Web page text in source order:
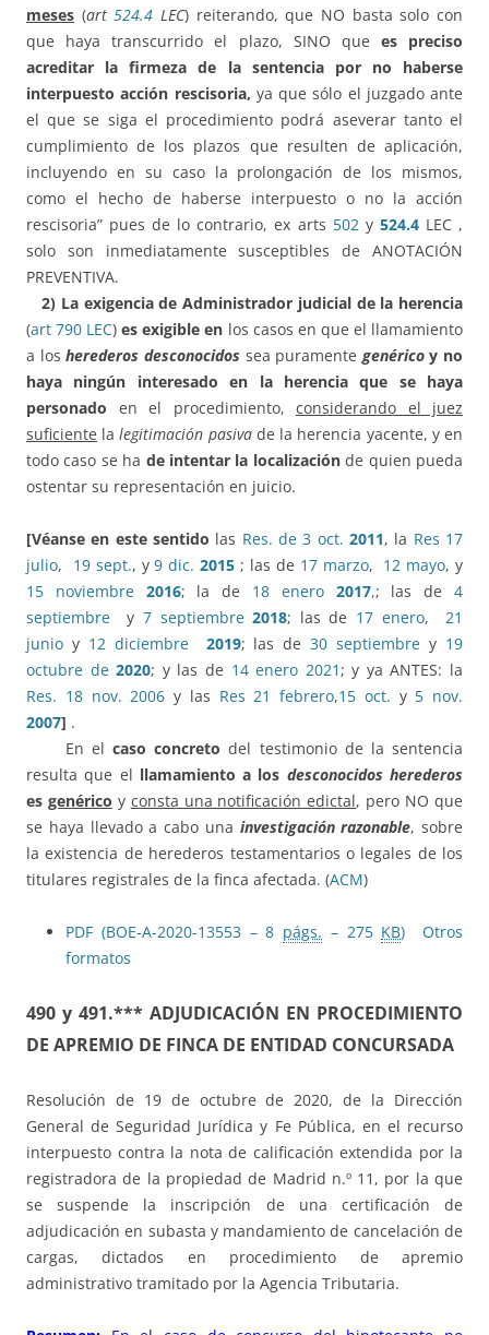
meses (art524.4 LEC) reiterando, que NO basta solo con
que haya transcurrido el plazo, SINO que es preciso
acreditar la firmeza de la sentencia por no haberse
interpuesto acción rescisoria, ya que sólo el juzgado ante
el que se siga el procedimiento podrá aseverar tanto el
cumplimiento de los plazos que resulten de aplicación,
incluyendo en su caso la prolongación de los mismos,
como el hecho de haberse interpuesto o no la acción
rescisoria” pues de lo contrario, ex arts 502y 524.4LEC ,
solo son inmediatamente susceptibles de ANOTACIÓN
PREVENTIVA.
2) La exigencia de Administrador judicial de la herencia
(art 790 LEC) es exigible en los casos en que el llamamiento
a losherederos desconocidos sea puramente genéricoy no
haya ningún interesado en la herencia que se haya
personado en el procedimiento, considerando el juez
suficiente lalegitimación pasivade la herencia yacente, y en
todo caso se ha de intentar la localizaciónde quien pueda
ostentar su representación en juicio.
[Véanse en este sentido las Res. de 3 oct.2011, la Res 17
julio, 19 sept., y9 dic.2015 ; las de 17 marzo, 12 mayo, y
15 noviembre 2016; la de 18 enero 2017,; las de4
septiembre y 7 septiembre2018; las de 17 enero,21
junio y 12 diciembre 2019; las de30 septiembre y 19
octubre de2020; y las de 14 enero 2021; y ya ANTES: la
Res. 18 nov. 2006 y las Res 21 febrero,15 oct. y 5 nov.
2007] .
En elcaso concreto del testimonio de la sentencia
resulta que el llamamiento a los desconocidos herederos
es genérico y consta una notificación edictal, pero NO que
se haya llevado a cabo una investigación razonable, sobre
la existencia de herederos testamentarios o legales de los
titulares registrales de la finca afectada. (ACM)
PDF (BOE-A-2020-13553 – 8 págs. – 275 KB)
Otros
formatos
490 y 491.*** ADJUDICACIÓN EN PROCEDIMIENTO
DE APREMIO DE FINCA DE ENTIDAD CONCURSADA
Resolución de 19 de octubre de 2020, de la Dirección
General de Seguridad Jurídica y Fe Pública, en el recurso
interpuesto contra la nota de calificación extendida por la
registradora de la propiedad de Madrid n.º 11, por la que
se suspende la inscripción de una certificación de
adjudicación en subasta y mandamiento de cancelación de
cargas, dictados en procedimiento de apremio
administrativo tramitado por la Agencia Tributaria.